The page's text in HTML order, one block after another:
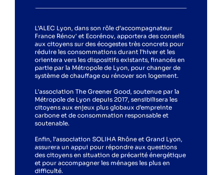
L’ALEC Lyon, dans son rôle d’accompagnateur
France Rénov' et Ecorénov, apportera des conseils
aux citoyens sur des écogestes très concrets pour
réduire les consommations durant l’hiver et les
orientera vers les dispositifs existants, financés en
partie par la Métropole de Lyon, pour changer de
système de chauffage ou rénover son logement.
L’association The Greener Good, soutenue par la
Métropole de Lyon depuis 2017, sensibilisera les
citoyens aux enjeux plus globaux d’empreinte
carbone et de consommation responsable et
soutenable.
Enfin, l’association SOLIHA Rhône et Grand Lyon,
assurera un appui pour répondre aux questions
des citoyens en situation de précarité énergétique
et pour accompagner les ménages les plus en
difficulté.